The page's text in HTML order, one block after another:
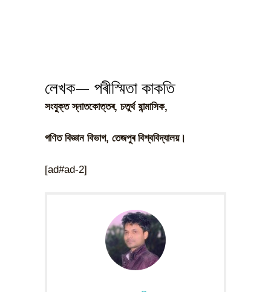
লেখক— পৰীস্মিতা কাকতি
সংযুক্ত স্নাতকোত্তৰ, চতুৰ্থ ষান্মাসিক,
গণিত বিজ্ঞান বিভাগ, তেজপুৰ বিশ্ববিদ্যালয়।
[ad#ad-2]